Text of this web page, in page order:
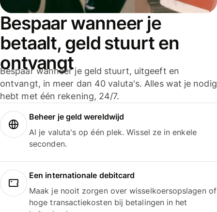
Bespaar wanneer je
betaalt, geld stuurt en
ontvangt
Bespaar wanneer je geld stuurt, uitgeeft en
ontvangt, in meer dan 40 valuta's. Alles wat je nodig
hebt met één rekening, 24/7.
Beheer je geld wereldwijd
Al je valuta's op één plek. Wissel ze in enkele
seconden.
Een internationale debitcard
Maak je nooit zorgen over wisselkoersopslagen of
hoge transactiekosten bij betalingen in het